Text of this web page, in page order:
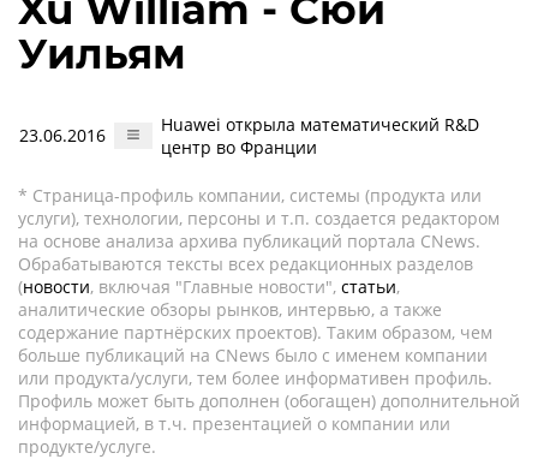
Уильям
23.06.2016
Huawei открыла математический R&D
центр во Франции
* Страница-профиль компании, системы (продукта или
услуги), технологии, персоны и т.п. создается редактором
на основе анализа архива публикаций портала CNews.
Обрабатываются тексты всех редакционных разделов
(новости, включая "Главные новости", статьи,
аналитические обзоры рынков, интервью, а также
содержание партнёрских проектов). Таким образом, чем
больше публикаций на CNews было с именем компании
или продукта/услуги, тем более информативен профиль.
Профиль может быть дополнен (обогащен) дополнительной
информацией, в т.ч. презентацией о компании или
продукте/услуге.